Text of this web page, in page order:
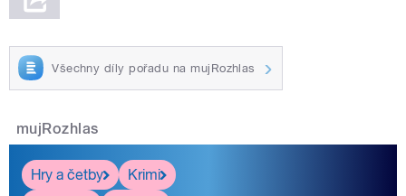
Všechny díly pořadu na mujRozhlas
mujRozhlas
Hry a četby
Krimi